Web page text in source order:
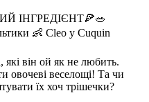
ІНГРЕДІЄНТ🍕🥗
👶 Cleo y Cuquin
які він ой як не любить.
овочеві веселощі! Та чи
їх хоч трішечки?